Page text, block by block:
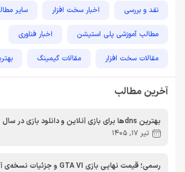
نقد و بررسی اخبار سخت افزار سایر
مطالب آموزشی پلی استیشن اخبار فناوری
مقالات سخت افزار مقالات گیمینگ
مطالب آموزشی ایکس باکس
آخرین مطالب
بهترین dnsها برای بازی آنلاین و دانلود بازی در سال 2026
تیر 17, 1405
رسمی؛ قیمت نهایی بازی GTA VI و جزئیات نسخه‌ی آلتیمیت اعلام شد